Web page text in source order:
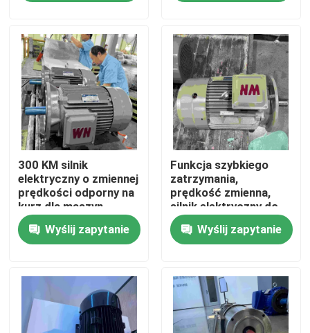
O nas
Wycieczka po fabryce
Kontrola jakości
Skontaktuj się z nami
Poprosić o wycenę
Silnik elektryczny o wysokiej wydajności
Jednofazowe silniki elektryczne
300 KM silnik
elektryczny o zmiennej
prędkości odporny na
kurz dla maszyn
transportowych
Wyślij zapytanie
Funkcja szybkiego
zatrzymania,
prędkość zmienna,
silnik elektryczny do
prasy kującej
Wyślij zapytanie